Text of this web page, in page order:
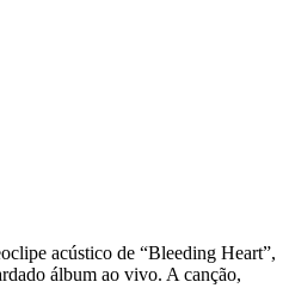
acústico de “Bleeding Heart”,
álbum ao vivo. A canção,